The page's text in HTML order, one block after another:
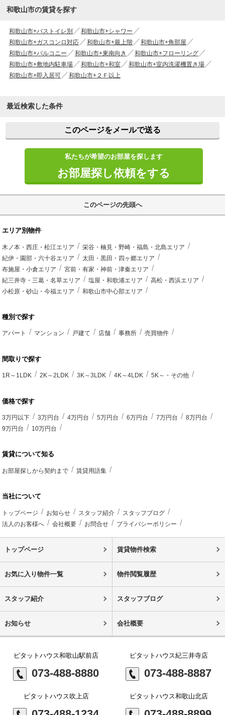
和歌山市の賃貸を探す
和歌山市+バストイレ別
和歌山市+シャワー
和歌山市+ガスコンロ対応
和歌山市+最上階
和歌山市+角部屋
和歌山市+バルコニー
和歌山市+東南向き
和歌山市+フローリング
和歌山市+敷地内駐車場
和歌山市+和室
和歌山市+室内洗濯機置き場
和歌山市+即入居可
和歌山市+２Ｆ以上
最近検索した条件
このページをメールで送る
私たちが希望のお部屋を探します
お部屋探し依頼をする
このページの先頭へ
エリア別物件
木ノ本・西庄・松江エリア
栄谷・楠見・野崎・福島・北島エリア
紀伊・園部・六十谷エリア
太田・黒田・四ヶ郷エリア
布施屋・小倉エリア
宮前・有家・神前・津秦エリア
紀三井寺・三葛・名草エリア
塩屋・和歌浦エリア
高松・西浜エリア
小松原・砂山・今福エリア
和歌山市中心部エリア
種別で探す
アパート マンション 戸建て 店舗 事務所 売買物件
間取りで探す
1R～1LDK 2K～2LDK 3K～3LDK 4K～4LDK 5K～・その他
価格で探す
3万円以下 3万円台 4万円台 5万円台 6万円台 7万円台
8万円台
9万円台
10万円台
賃貸について知る
お部屋探しから契約まで 賃貸用語集
当社について
トップページ お知らせ スタッフ紹介
スタッフブログ
法人のお客様へ
会社概要 お問合せ プライバシーポリシー
トップページ 賃貸物件検索
お気に入り物件一覧 物件閲覧履歴
スタッフ紹介 スタッフブログ
お知らせ 会社概要
ピタットハウス和歌山駅前店
073-488-8880
ピタットハウス紀三井寺店
073-488-8887
ピタットハウス吹上店 ピタットハウス和歌山北店